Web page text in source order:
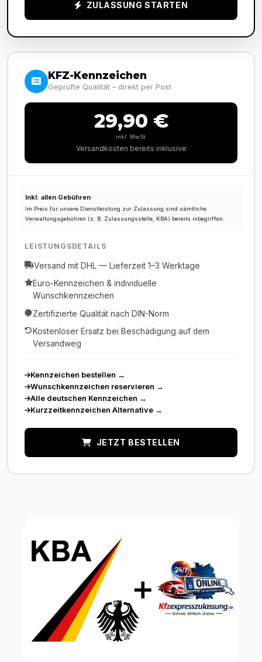
ZULASSUNG STARTEN
KFZ-Kennzeichen
Geprüfte Qualität – direkt per Post
29,90 €
inkl. MwSt.
Versandkosten bereits inklusive
Inkl. allen Gebühren
Im Preis für unsere Dienstleistung zur Zulassung sind sämtliche
Verwaltungsgebühren (z. B. Zulassungsstelle, KBA) bereits inbegriffen.
LEISTUNGSDETAILS
Versand mit DHL — Lieferzeit 1–3 Werktage
Euro-Kennzeichen & individuelle
Wunschkennzeichen
Zertifizierte Qualität nach DIN-Norm
Kostenloser Ersatz bei Beschädigung auf dem
Versandweg
Kennzeichen bestellen →
Wunschkennzeichen reservieren →
Alle deutschen Kennzeichen →
Kurzzeitkennzeichen Alternative →
JETZT BESTELLEN